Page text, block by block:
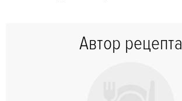
Автор рецепта